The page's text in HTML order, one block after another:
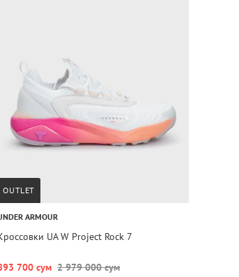
OUTLET
ARMOUR
UA W Project Rock 7
700 сум 2 979 000 сум